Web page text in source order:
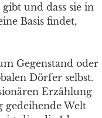
und dass sie in
Basis findet,
Gegenstand oder
Dörfer selbst.
Erzählung
gedeihende Welt